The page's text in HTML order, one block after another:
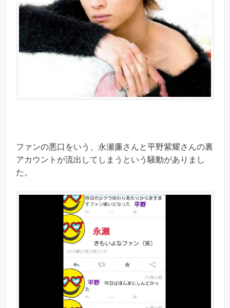
ファンの悪口をいう、永瀬廉さんと平野紫耀さんの裏
アカウントが流出してしまうという騒動がありまし
た。